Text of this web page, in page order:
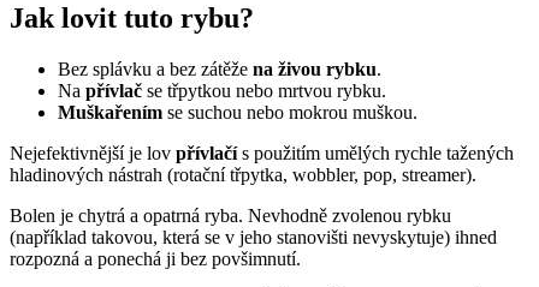
Jak lovit tuto rybu?
Bez splávku a bez zátěže na živou rybku.
Na přívlač se třpytkou nebo mrtvou rybku.
Muškařením se suchou nebo mokrou muškou.
Nejefektivnější je lov přívlačís použitím umělých rychle tažených
hladinových nástrah (rotační třpytka, wobbler, pop, streamer).
Bolen je chytrá a opatrná ryba. Nevhodně zvolenou rybku
(například takovou, která se v jeho stanovišti nevyskytuje) ihned
rozpozná a ponechá ji bez povšimnutí.